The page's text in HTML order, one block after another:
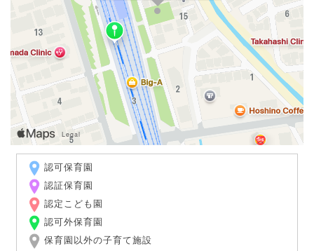
認可保育園
認証保育園
認定こども園
認可外保育園
保育園以外の子育て施設